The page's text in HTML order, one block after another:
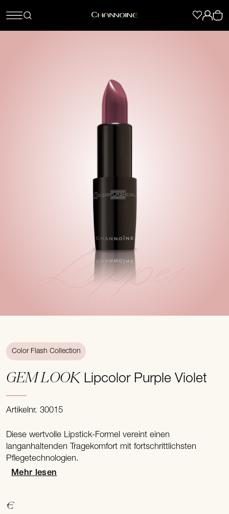
Lippen
Color Flash Collection
GEM LOOK Lipcolor Purple Violet
Artikelnr. 30015
Diese wertvolle Lipstick-Formel vereint einen
langanhaltenden Tragekomfort mit fortschrittlichsten
Pflegetechnologien.
Mehr lesen
€